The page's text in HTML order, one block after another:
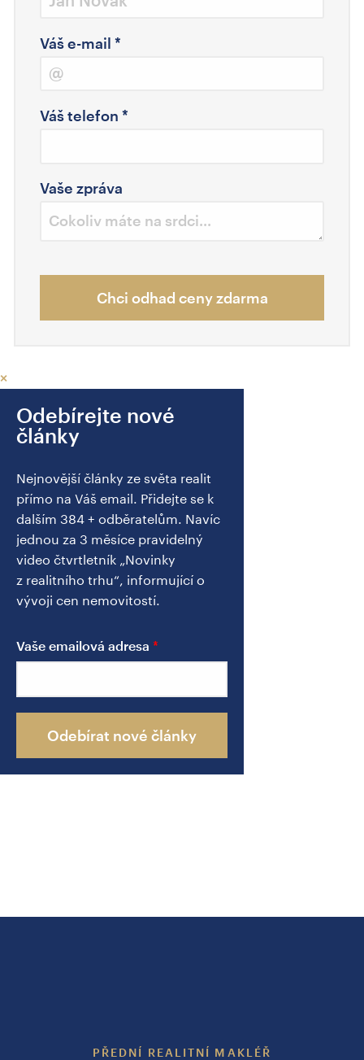
Váš e-mail *
Váš telefon *
Vaše zpráva
Chci odhad ceny zdarma
×
Odebírejte nové
články
Nejnovější články ze světa realit
přímo na Váš email. Přidejte se k
dalším 384 + odběratelům. Navíc
jednou za 3 měsíce pravidelný
video čtvrtletník „Novinky
z realitního trhu“, informující o
vývoji cen nemovitostí.
Vaše emailová adresa
Odebírat nové články
PŘEDNÍ REALITNÍ MAKLÉŘ